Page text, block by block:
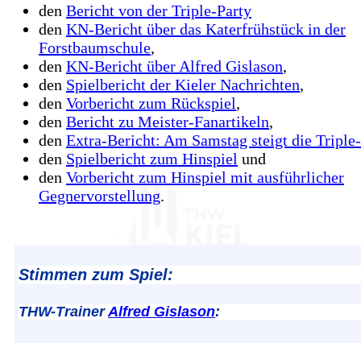
den Bericht von der Triple-Party
den KN-Bericht über das Katerfrühstück in der
Forstbaumschule,
den KN-Bericht über Alfred Gislason,
den Spielbericht der Kieler Nachrichten,
den Vorbericht zum Rückspiel,
den Bericht zu Meister-Fanartikeln,
den Extra-Bericht: Am Samstag steigt die
den Spielbericht zum Hinspiel und
den Vorbericht zum Hinspiel mit ausführlicher
Gegnervorstellung.
Stimmen zum Spiel:
THW-TrainerAlfred Gislason: